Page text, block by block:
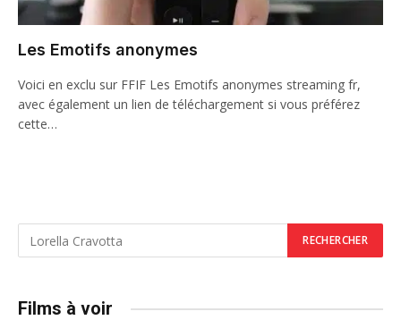
Les Emotifs anonymes
Voici en exclu sur FFIF Les Emotifs anonymes streaming fr,
avec également un lien de téléchargement si vous préférez
cette…
Films à voir